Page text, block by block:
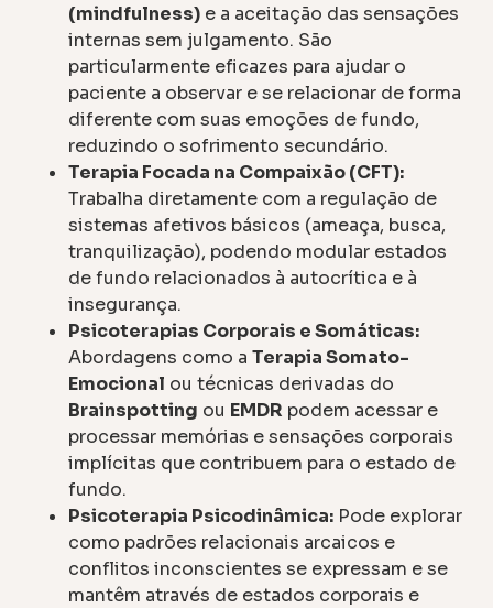
(mindfulness) e a aceitação das sensações
internas sem julgamento. São
particularmente eficazes para ajudar o
paciente a observar e se relacionar de forma
diferente com suas emoções de fundo,
reduzindo o sofrimento secundário.
Terapia Focada na Compaixão (CFT):
Trabalha diretamente com a regulação de
sistemas afetivos básicos (ameaça, busca,
tranquilização), podendo modular estados
de fundo relacionados à autocrítica e à
insegurança.
Psicoterapias Corporais e Somáticas:
Abordagens como aTerapia Somato-
Emocional ou técnicas derivadas do
Brainspotting ou EMDR podem acessar e
processar memórias e sensações corporais
implícitas que contribuem para o estado de
fundo.
Psicoterapia Psicodinâmica: Pode explorar
como padrões relacionais arcaicos e
conflitos inconscientes se expressam e se
mantêm através de estados corporais e